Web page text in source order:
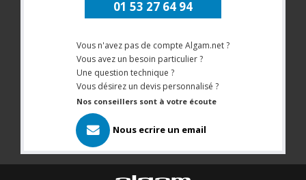
01 53 27 64 94
Vous n'avez pas de compte Algam.net ?
Vous avez un besoin particulier ?
Une question technique ?
Vous désirez un devis personnalisé ?
Nos conseillers sont à votre écoute
Nous ecrire un email